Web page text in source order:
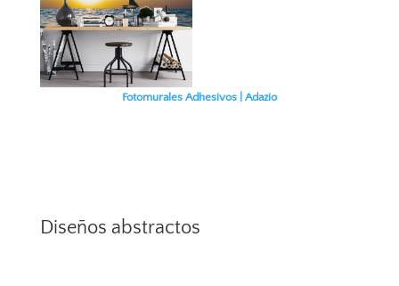
Fotomurales Adhesivos | Adazio
Diseños abstractos